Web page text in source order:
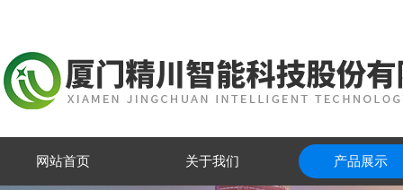
网站首页 关于我们 产品展示